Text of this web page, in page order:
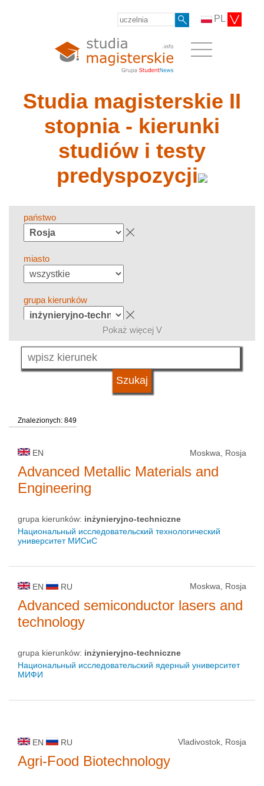
PL
Studia magisterskie II
stopnia - kierunki
studiów i testy
predyspozycji
państwo
miasto
grupa kierunków
język
status uczelni
Pokaż więcej V
Znalezionych: 849
EN Moskwa, Rosja
Advanced Metallic Materials and
Engineering
grupa kierunków: inżynieryjno-techniczne
Национальный исследовательский технологический
университет МИСиС
EN RU Moskwa, Rosja
Advanced semiconductor lasers and
technology
grupa kierunków: inżynieryjno-techniczne
Национальный исследовательский ядерный университет
МИФИ
EN RU Vladivostok, Rosja
Agri-Food Biotechnology